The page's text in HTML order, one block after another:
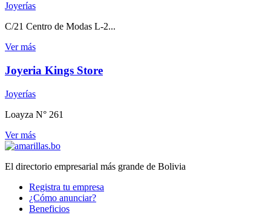
Joyerías
C/21 Centro de Modas L-2...
Ver más
Joyeria Kings Store
Joyerías
Loayza N° 261
Ver más
El directorio empresarial más grande de Bolivia
Registra tu empresa
¿Cómo anunciar?
Beneficios